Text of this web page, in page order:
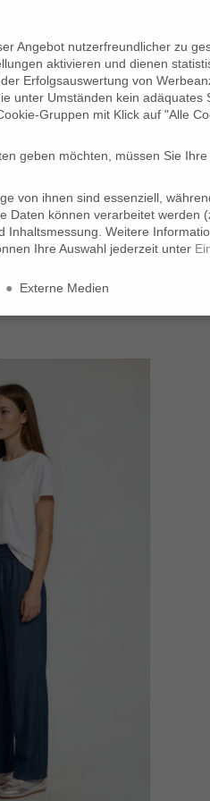
2
Angebot nutzerfreundlicher zu
aktivieren und dienen
Erfolgsauswertung von
unter Umständen kein adäquates
Gruppen mit Klick auf "Alle
geben möchten, müssen Sie Ihre
von ihnen sind essenziell,
Daten können verarbeitet werden
Inhaltsmessung. Weitere
Ihre Auswahl jederzeit unter
Externe Medien
Anzeigen- und Inhaltsmessung.
zu gestalten. Einige sind für
und der
bieten, verarbeitet werden
anzeigen
Website nutzen.
anzeigen
dies, indem sie Besucher über